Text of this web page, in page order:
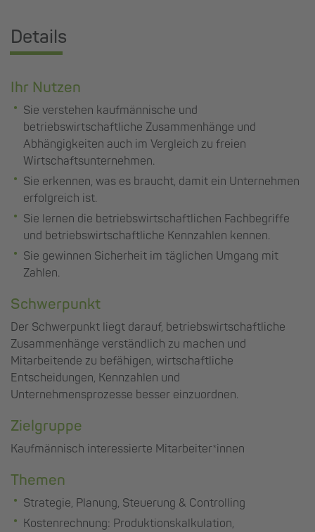
Details
Ihr Nutzen
Sie verstehen kaufmännische und
betriebswirtschaftliche Zusammenhänge und
Abhängigkeiten auch im Vergleich zu freien
Wirtschaftsunternehmen.
Sie erkennen, was es braucht, damit ein Unternehmen
erfolgreich ist.
Sie lernen die betriebswirtschaftlichen Fachbegriffe
und betriebswirtschaftliche Kennzahlen kennen.
Sie gewinnen Sicherheit im täglichen Umgang mit
Zahlen.
Schwerpunkt
Der Schwerpunkt liegt darauf, betriebswirtschaftliche
Zusammenhänge verständlich zu machen und
Mitarbeitende zu befähigen, wirtschaftliche
Entscheidungen, Kennzahlen und
Unternehmensprozesse besser einzuordnen.
Zielgruppe
Kaufmännisch interessierte Mitarbeiter*innen
Themen
Strategie, Planung, Steuerung & Controlling
Kostenrechnung: Produktionskalkulation,